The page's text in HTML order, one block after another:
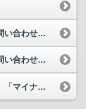
マイナポータルのお問い合わせ機能からお問い合わせを行いたいのですが、どこからお問い合わせができ...
マイナポータルのお問い合わせ機能からお問い合わせを行いたいのですが、どこからお問い合わせができ...
マイナンバーカードを読み取ろうとすると、「マイナポータルアプリが起動できませんでした」と表示さ...